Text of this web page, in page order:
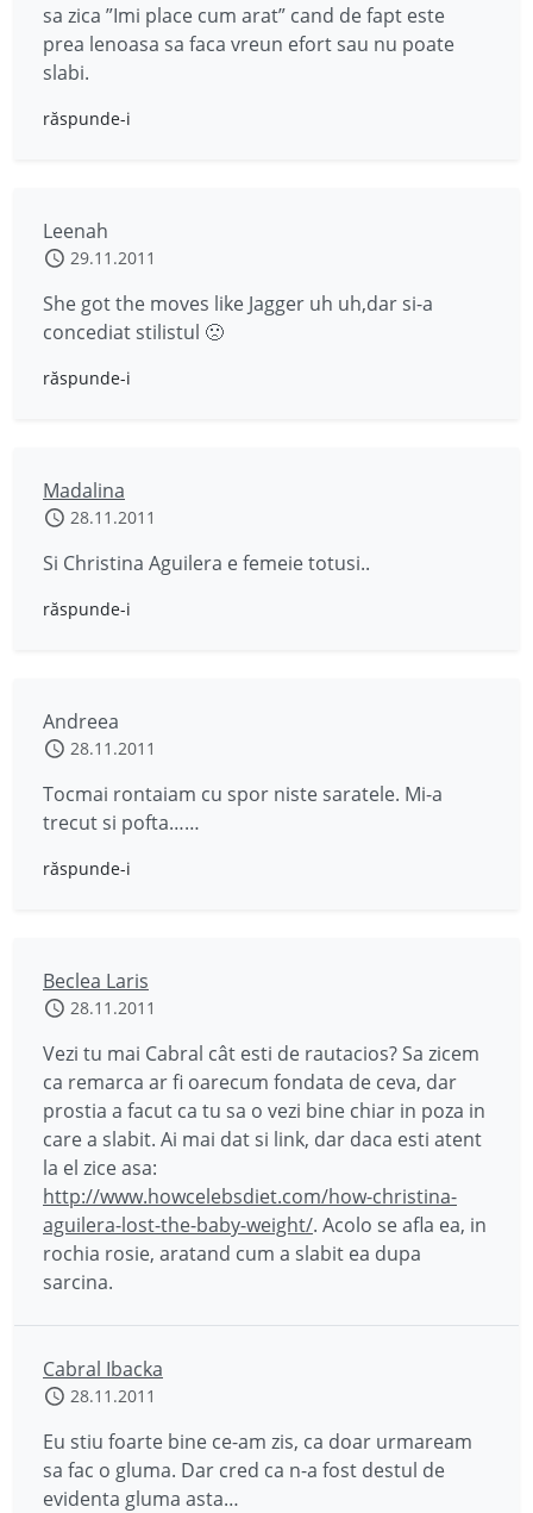
sa zica ”Imi place cum arat” cand de fapt este
prea lenoasa sa faca vreun efort sau nu poate
slabi.
răspunde-i
Leenah
29.11.2011
She got the moves like Jagger uh uh,dar si-a
concediat stilistul 🙁
răspunde-i
Madalina
28.11.2011
Si Christina Aguilera e femeie totusi..
răspunde-i
Andreea
28.11.2011
Tocmai rontaiam cu spor niste saratele. Mi-a
trecut si pofta……
răspunde-i
Beclea Laris
28.11.2011
Vezi tu mai Cabral cât esti de rautacios? Sa zicem
ca remarca ar fi oarecum fondata de ceva, dar
prostia a facut ca tu sa o vezi bine chiar in poza in
care a slabit. Ai mai dat si link, dar daca esti atent
la el zice asa:
http://www.howcelebsdiet.com/how-christina-
aguilera-lost-the-baby-weight/. Acolo se afla ea, in
rochia rosie, aratand cum a slabit ea dupa
sarcina.
Cabral Ibacka
28.11.2011
Eu stiu foarte bine ce-am zis, ca doar urmaream
sa fac o gluma. Dar cred ca n-a fost destul de
evidenta gluma asta…